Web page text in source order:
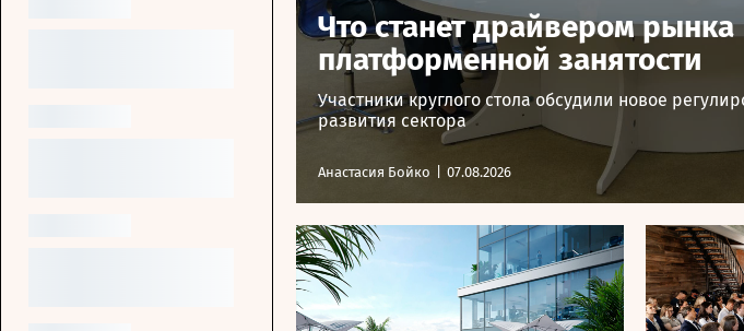
Что станет драйвером рынка
платформенной занятости
Участники круглого стола обсудили новое
развития сектора
Анастасия Бойко 07.08.2026